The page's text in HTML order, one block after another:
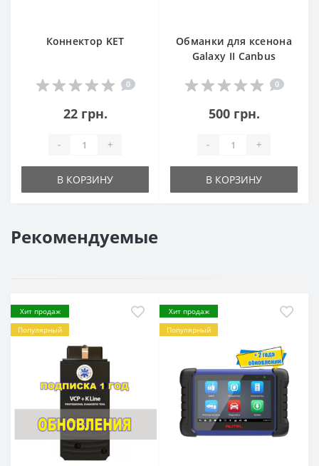
Коннектор KET
0
22 грн.
- +
В КОРЗИНУ
Обманки для ксенона
Galaxy II Canbus
0
500 грн.
- +
В КОРЗИНУ
Рекомендуемые
Хит продаж
Популярный
Хит продаж
Популярный